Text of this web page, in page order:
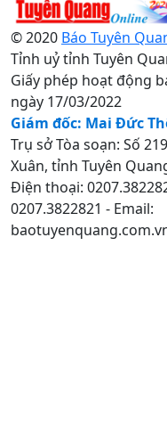
© 2020 Báo Tuyên
Tỉnh uỷ tỉnh Tuyên
Giấy phép hoạt động
ngày 17/03/2022
Giám đốc: Mai Đức
Trụ sở Tòa soạn: Số
Xuân, tỉnh Tuyên
Điện thoại:
0207.3822821 - Email: